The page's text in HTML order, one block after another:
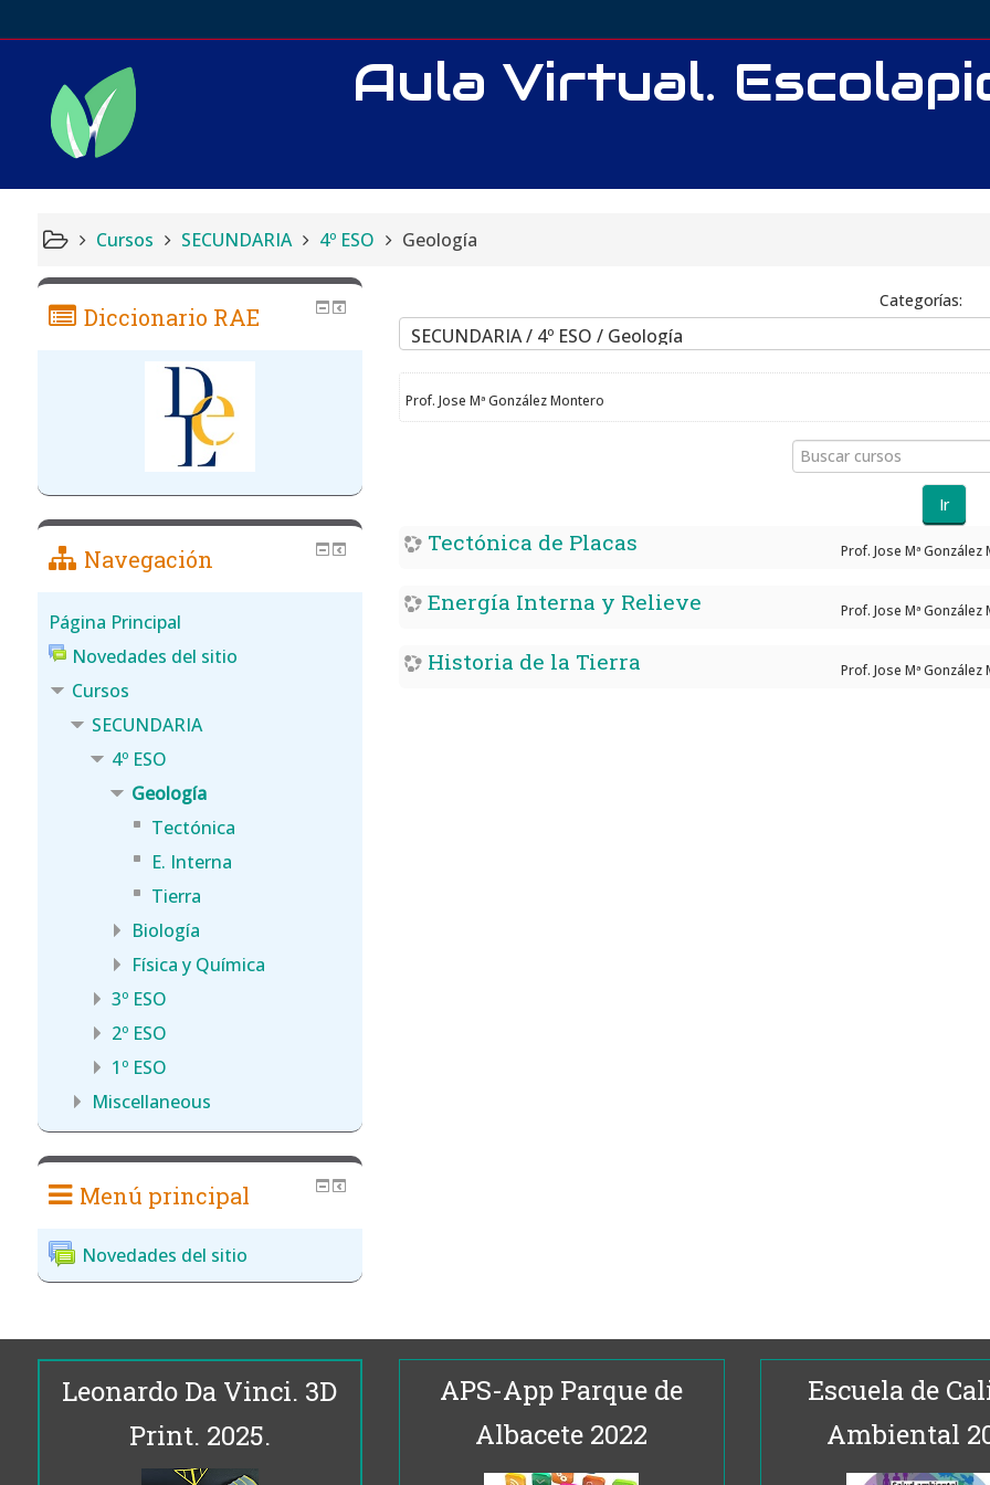
Aula Virtual.
Cursos SECUNDARIA 4º ESO Geología
Categorías:
Prof. Jose Mª González Montero
Buscar
cursos
Ir
Tectónica de Placas Prof. Jose Mª González
Energía Interna y Relieve Prof. Jose Mª González
Historia de la Tierra Prof. Jose Mª González
Diccionario RAE
Navegación
Página Principal
Novedades del sitio
Cursos
SECUNDARIA
4º ESO
Geología
Tectónica
E. Interna
Tierra
Biología
Física y Química
3º ESO
2º ESO
1º ESO
Miscellaneous
Menú principal
Novedades del sitio
Leonardo Da Vinci. 3D
Print. 2025.
APS-App Parque de
Albacete 2022
Escuela de
Ambiental